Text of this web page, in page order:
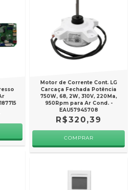
Motor de Corrente Cont. LG
Carcaça Fechada Potência
750W, 68, 2W, 310V, 220Ma,
950Rpm para Ar Cond. -
EAU57945708
R$320,39